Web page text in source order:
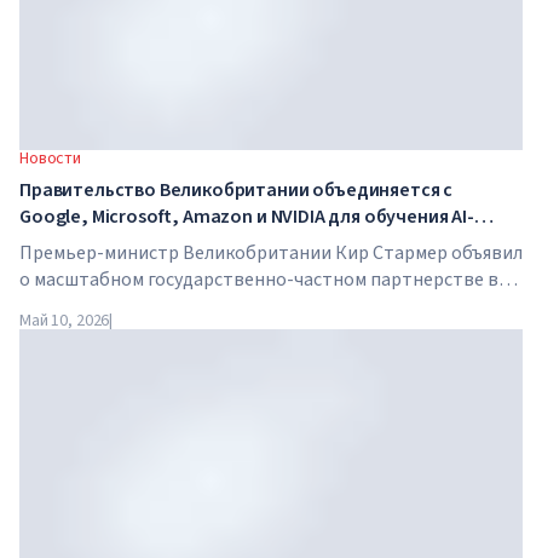
Новости
Правительство Великобритании объединяется с
Google, Microsoft, Amazon и NVIDIA для обучения AI-
навыкам миллионов работников
Премьер-министр Великобритании Кир Стармер объявил
о масштабном государственно-частном партнерстве в
Amazon и NVIDIA совместно с правительством запускают
Май 10, 2026|